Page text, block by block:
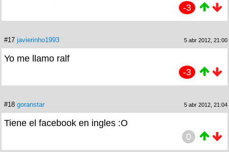
-3
#17 javierinho1993 5 abr 2012, 21:00
Yo me llamo ralf
-3
#18 goranstar 5 abr 2012, 21:04
Tiene el facebook en ingles :O
0